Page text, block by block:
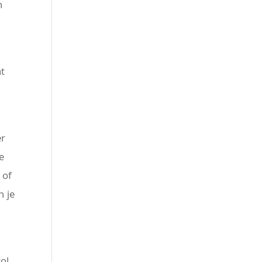
of
je